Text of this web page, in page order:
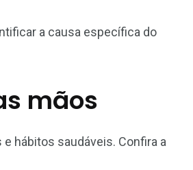
a causa específica do
mãos
hábitos saudáveis. Confira a